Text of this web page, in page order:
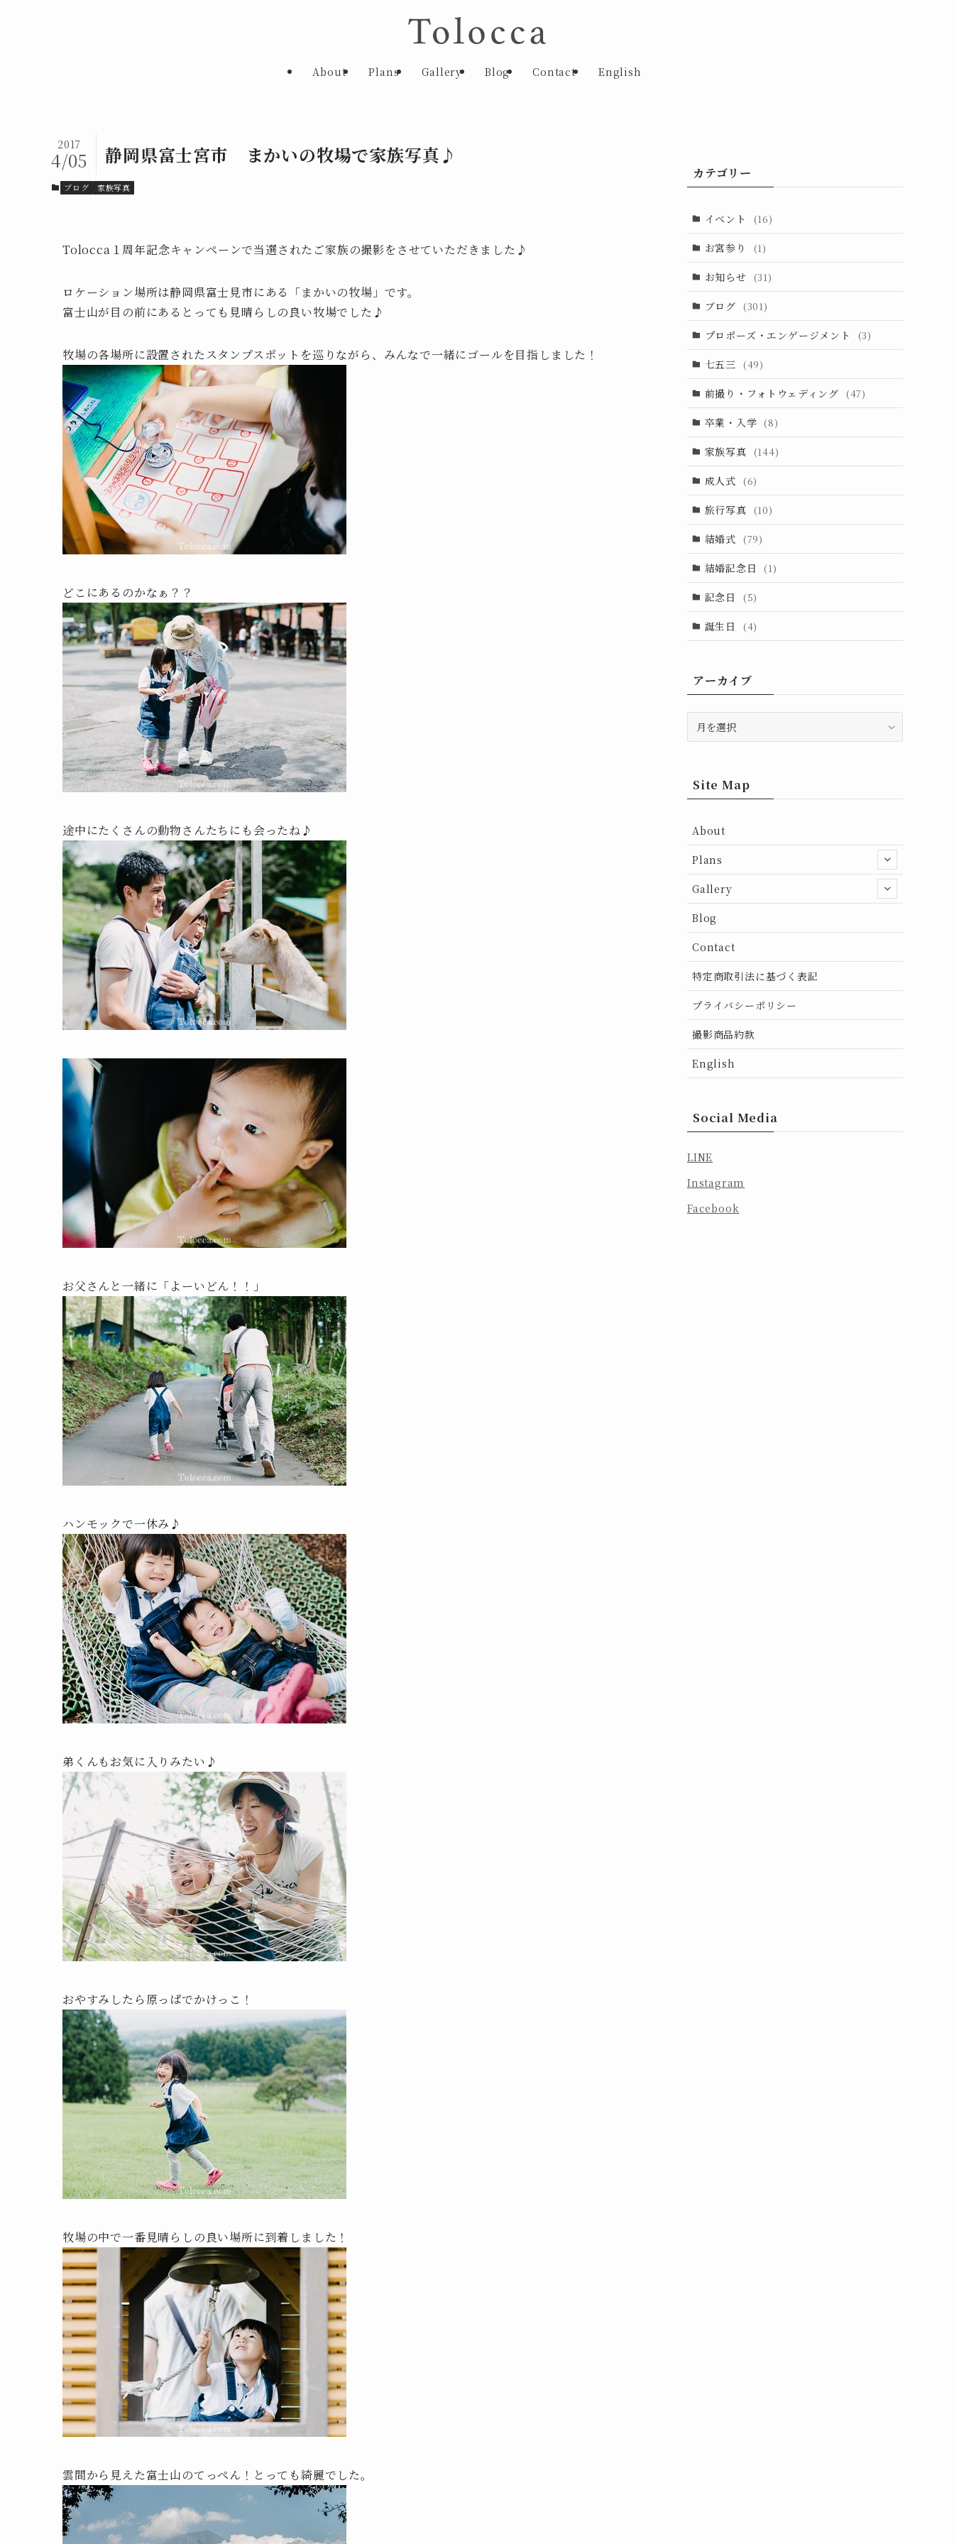
About Plans Gallery Blog Contact English
静岡県富士宮市 まかいの牧場で家族写真♪
2017
4/05
ブログ 家族写真
Tolocca１周年記念キャンペーンで当選されたご家族の撮影をさせていただきました♪
ロケーション場所は静岡県富士見市にある「まかいの牧場」です。
富士山が目の前にあるとっても見晴らしの良い牧場でした♪
牧場の各場所に設置されたスタンプスポットを巡りながら、みんなで一緒にゴールを目指しました！
どこにあるのかなぁ？？
途中にたくさんの動物さんたちにも会ったね♪
お父さんと一緒に「よーいどん！！」
ハンモックで一休み♪
弟くんもお気に入りみたい♪
おやすみしたら原っぱでかけっこ！
牧場の中で一番見晴らしの良い場所に到着しました！
雲間から見えた富士山のてっぺん！とっても綺麗でした。
カテゴリー
イベント (16)
お宮参り (1)
お知らせ (31)
ブログ (301)
プロポーズ・エンゲージメント (3)
七五三 (49)
前撮り・フォトウェディング (47)
卒業・入学 (8)
家族写真 (144)
成人式 (6)
旅行写真 (10)
結婚式 (79)
結婚記念日 (1)
記念日 (5)
誕生日 (4)
アーカイブ
ブ
Site Map
About
Plans
Gallery
Blog
Contact
特定商取引法に基づく表記
プライバシーポリシー
撮影商品約款
English
Social Media
LINE
Instagram
Facebook